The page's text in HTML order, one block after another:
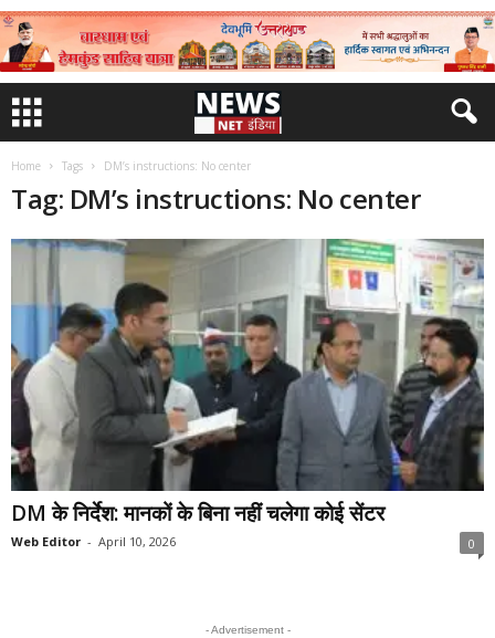
Home Tags DM’s instructions: No center
Tag: DM’s instructions: No center
DM के निर्देश: मानकों के बिना नहीं चलेगा कोई सेंटर
Web Editor - April 10, 2026 0
- Advertisement -